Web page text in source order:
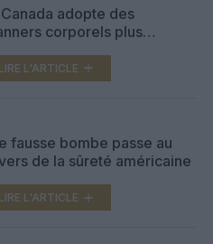
adopte des
corporels plus
LIRE L'ARTICLE
fausse bombe passe au
de la sûreté américaine
LIRE L'ARTICLE